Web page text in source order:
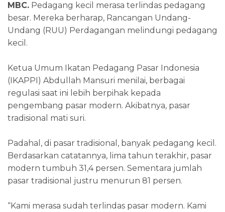
MBC. Pedagang kecil merasa terlindas pedagang
besar. Mereka berharap, Rancangan Undang-
Undang (RUU) Perdagangan melindungi pedagang
kecil.
Ketua Umum Ikatan Pedagang Pasar Indonesia
(IKAPPI) Abdullah Mansuri menilai, berbagai
regulasi saat ini lebih berpihak kepada
pengembang pasar modern. Akibatnya, pasar
tradisional mati suri.
Padahal, di pasar tradisional, banyak pedagang kecil.
Berdasarkan catatannya, lima tahun terakhir, pasar
modern tumbuh 31,4 persen. Sementara jumlah
pasar tradisional justru menurun 81 persen.
“Kami merasa sudah terlindas pasar modern. Kami